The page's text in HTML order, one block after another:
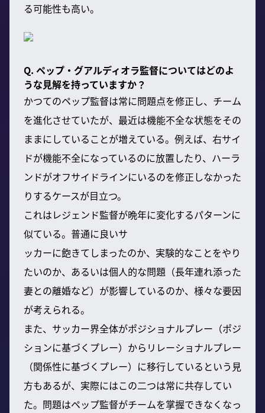
る可能性も高い。
Q. ペップ・グアルディオラ監督についてはどのよ
うな見解を持っていますか？
かつてのペップ監督は常に問題点を修正し、チーム
を進化させていたが、最近は機能不全な状態をその
ままにしていることが増えている。例えば、右サイ
ドが機能不全になっているのに放置したり、ハーラ
ンドがオフサイドラインにいるのを修正しなかった
りするケースが目立つ。
これはレジェンド監督が晩年に変化するパターンに
似ている。普通に良いサ
ッカーに飽きてしまったのか、実験的なことをやり
たいのか、あるいは個人的な問題（長年連れ添った
妻との離婚など）が影響しているのか、様々な要因
が考えられる。
また、サッカー界全体がポジショナルプレー（ポジ
ションに基づくプレー）からリレーショナルプレー
（関係性に基づくプレー）に移行しているという見
方もあるが、実際にはこの二つは常に共存してい
た。問題はペップ監督がチームを掌握できなくなっ